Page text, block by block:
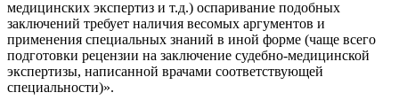
медицинских экспертиз и т.д.) оспаривание подобных
заключений требует наличия весомых аргументов и
применения специальных знаний в иной форме (чаще всего
подготовки рецензии на заключение судебно-медицинской
экспертизы, написанной врачами соответствующей
специальности)».